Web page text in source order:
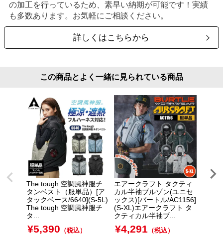
の加工を行っているため、素早い納期が可能です！実績
も多数あります。お気軽にご相談ください。
詳しくはこちらから
この商品とよく一緒に見られている商品
The tough 空調風神服チ
タンベスト（服単品）[ア
タックベース/6640](S-5L)
The tough 空調風神服チ
タ...
¥5,390 （税込）
エアークラフト タクティ
カル半袖ブルゾン(ユニセ
ックス)[バートル/AC1156]
(S-XL)エアークラフト タ
クティカル半袖ブ...
¥4,291 （税込）